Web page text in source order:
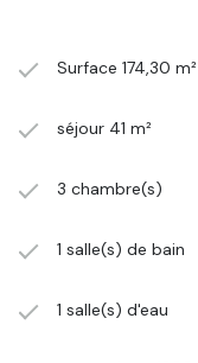
Surface 174,30 m²
séjour 41 m²
3 chambre(s)
1 salle(s) de bain
1 salle(s) d'eau